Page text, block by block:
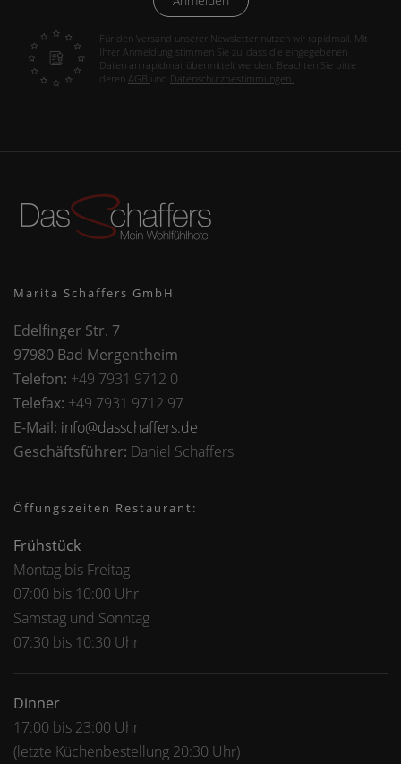
Für den Versand unserer Newsletter nutzen wir rapidmail. Mit
Ihrer Anmeldung stimmen Sie zu, dass die eingegebenen
Daten an rapidmail übermittelt werden. Beachten Sie bitte
deren AGB und Datenschutzbestimmungen
Marita Schaffers GmbH
Edelfinger Str. 7
97980 Bad Mergentheim
Telefon: +49 7931 9712 0
Telefax: +49 7931 9712 97
E-Mail: info@dasschaffers.de
Geschäftsführer: Daniel Schaffers
Öffungszeiten Restaurant:
Frühstück
Montag bis Freitag
07:00 bis 10:00 Uhr
Samstag und Sonntag
07:30 bis 10:30 Uhr
Dinner
17:00 bis 23:00 Uhr
(letzte Küchenbestellung 20:30 Uhr)